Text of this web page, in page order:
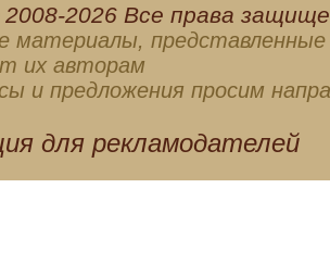
2026 Все права
материалы, представленные
их авторам
и предложения просим
для рекламодателей